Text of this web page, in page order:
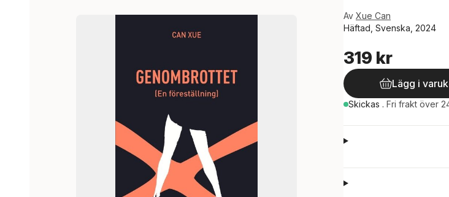
Av Xue Can
Häftad, Svenska, 2024
319 kr
Lägg i
Skickas . Fri frakt över